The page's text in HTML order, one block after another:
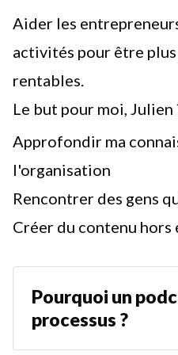
Aider les
activités pour être
rentables.
Le but pour moi, Julien
Approfondir ma
l'organisation
Rencontrer des gens
Créer du contenu hors
Pourquoi un
processus ?